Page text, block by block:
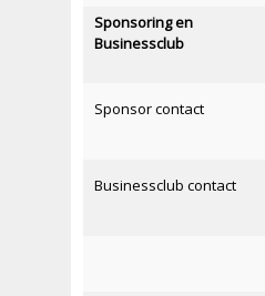
Sponsoring en
Businessclub
Sponsor contact
Businessclub contact